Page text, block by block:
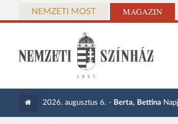
NEMZETI MOST MAGAZIN
2026. augusztus 6. - Berta, Bettina